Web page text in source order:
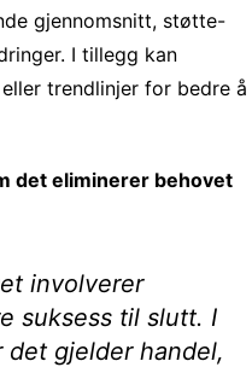
gjennomsnitt, støtte-
I tillegg kan
trendlinjer for bedre å
det eliminerer behovet
involverer
suksess til slutt. I
det gjelder handel,